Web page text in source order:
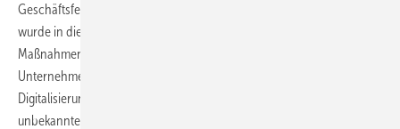
Geschäftsfelder in angestammten und neuen Märkten. Deutlicher
wurde in diesen Jahren auch: Während die Energiewende genau die
Maßnahmen verlangt, die seit rund 100 Jahren das Kerngeschäft des
Unternehmens sind, so sind die Herausforderungen der
Digitalisierung doch eine Besonderheit. Neue und teilweise
unbekannte Wettbewerber betraten das Feld und die Regeln der